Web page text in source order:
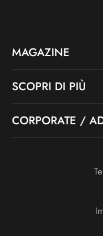
MAGAZINE
SCOPRI DI PIÙ
CORPORATE /